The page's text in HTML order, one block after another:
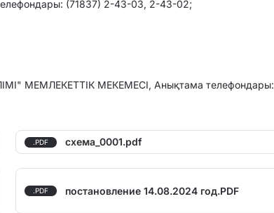
(71837) 2-43-03, 2-43-02;
МЕМЛЕКЕТТІК МЕКЕМЕСІ, Анықтама телефондары:
.PDF схема_0001.pdf
.PDF постановление 14.08.2024 год.PDF